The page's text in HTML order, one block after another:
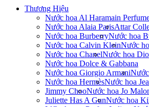
Thương Hiệu
Nước hoa Al Haramain
Nước hoa Alaia ParisAttar
Nước hoa BurberryNước hoa
Nước hoa Calvin KleinNước
Nước hoa ChanelNước hoa
Nước hoa Dolce & Gabbana
Nước hoa Giorgio Armani
Nước hoa HermèsNước hoa
Jimmy ChooNước hoa Jo
Juliette Has A GunNước hoa